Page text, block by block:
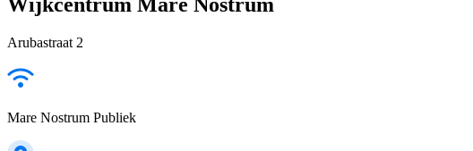
Arubastraat 2
Mare Nostrum Publiek